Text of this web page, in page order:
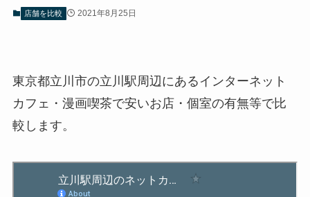
店舗を比較 2021年8月25日
東京都立川市の立川駅周辺にあるインターネット
カフェ・漫画喫茶で安いお店・個室の有無等で比
較します。